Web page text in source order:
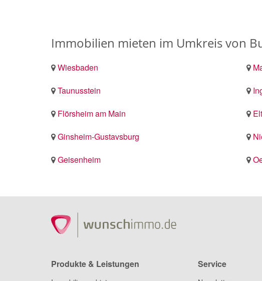
Immobilien mieten im Umkreis von
Wiesbaden
Taunusstein
Flörsheim am Main
Ginsheim-Gustavsburg
Geisenheim
Produkte & Leistungen Service